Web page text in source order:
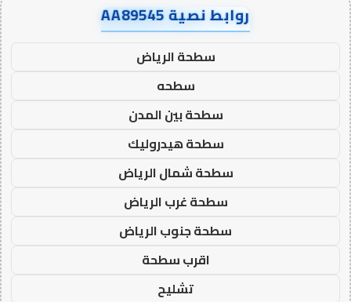
روابط نصية AA89545
سطحة الرياض
سطحه
سطحة بين المدن
سطحة هيدروليك
سطحة شمال الرياض
سطحة غرب الرياض
سطحة جنوب الرياض
اقرب سطحة
تشليح